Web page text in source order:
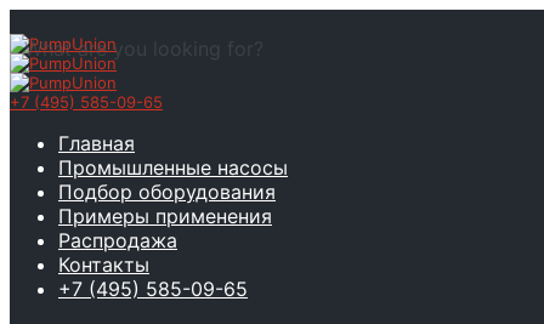
+7 (495) 585-09-65
Главная
Промышленные насосы
Подбор оборудования
Примеры применения
Распродажа
Контакты
+7 (495) 585-09-65
What are you looking for?